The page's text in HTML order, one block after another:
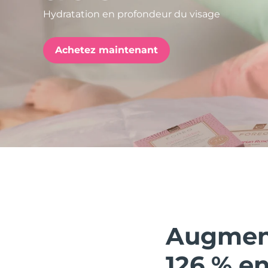
Hydratation en profondeur du visage
Achetez maintenant
issa™ Teeth Whitening Set
FAQ™ Dual LED Panel
POPULAIRE